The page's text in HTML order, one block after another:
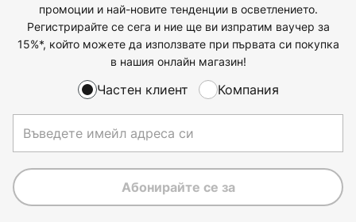
промоции и най-новите тенденции в осветлението.
Регистрирайте се сега и ние ще ви изпратим ваучер за
15%*, който можете да използвате при първата си покупка
в нашия онлайн магазин!
Частен клиент Компания
Абонирайте се за